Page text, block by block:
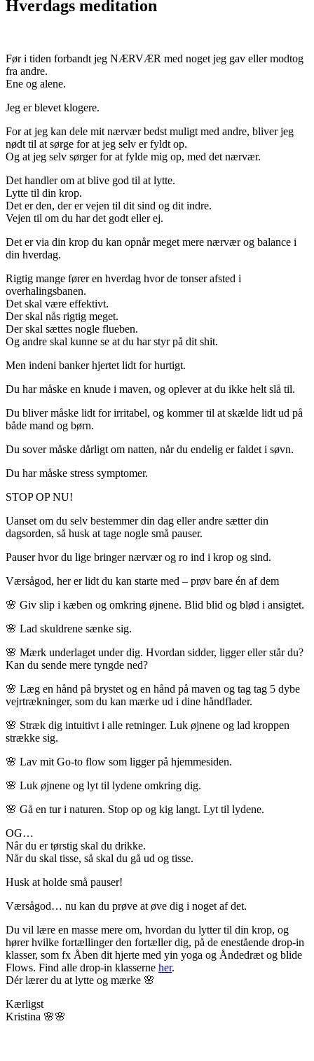
Hverdags meditation
Før i tiden forbandt jeg NÆRVÆR med noget jeg gav eller modtog
fra andre.
Ene og alene.
Jeg er blevet klogere.
For at jeg kan dele mit nærvær bedst muligt med andre, bliver jeg
nødt til at sørge for at jeg selv er fyldt op.
Og at jeg selv sørger for at fylde mig op, med det nærvær.
Det handler om at blive god til at lytte.
Lytte til din krop.
Det er den, der er vejen til dit sind og dit indre.
Vejen til om du har det godt eller ej.
Det er via din krop du kan opnår meget mere nærvær og balance i
din hverdag.
Rigtig mange fører en hverdag hvor de tonser afsted i
overhalingsbanen.
Det skal være effektivt.
Der skal nås rigtig meget.
Der skal sættes nogle flueben.
Og andre skal kunne se at du har styr på dit shit.
Men indeni banker hjertet lidt for hurtigt.
Du har måske en knude i maven, og oplever at du ikke helt slå til.
Du bliver måske lidt for irritabel, og kommer til at skælde lidt ud på
både mand og børn.
Du sover måske dårligt om natten, når du endelig er faldet i søvn.
Du har måske stress symptomer.
STOP OP NU!
Uanset om du selv bestemmer din dag eller andre sætter din
dagsorden, så husk at tage nogle små pauser.
Pauser hvor du lige bringer nærvær og ro ind i krop og sind.
Værsågod, her er lidt du kan starte med – prøv bare én af dem
🌸 Giv slip i kæben og omkring øjnene. Blid blid og blød i ansigtet.
🌸 Lad skuldrene sænke sig.
🌸 Mærk underlaget under dig. Hvordan sidder, ligger eller står du?
Kan du sende mere tyngde ned?
🌸 Læg en hånd på brystet og en hånd på maven og tag tag 5 dybe
vejrtrækninger, som du kan mærke ud i dine håndflader.
🌸 Stræk dig intuitivt i alle retninger. Luk øjnene og lad kroppen
strække sig.
🌸 Lav mit Go-to flow som ligger på hjemmesiden.
🌸 Luk øjnene og lyt til lydene omkring dig.
🌸 Gå en tur i naturen. Stop op og kig langt. Lyt til lydene.
OG…
Når du er tørstig skal du drikke.
Når du skal tisse, så skal du gå ud og tisse.
Husk at holde små pauser!
Værsågod… nu kan du prøve at øve dig i noget af det.
Du vil lære en masse mere om, hvordan du lytter til din krop, og
hører hvilke fortællinger den fortæller dig, på de enestående drop-in
klasser, som fx Åben dit hjerte med yin yoga og Åndedræt og blide
Flows. Find alle drop-in klasserne her.
Dér lærer du at lytte og mærke 🌸
Kærligst
Kristina 🌸🌸